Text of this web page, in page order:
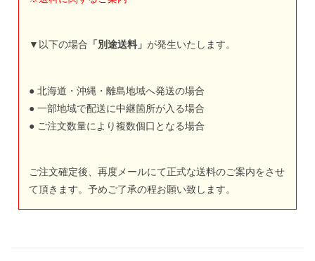
▼以下の場合 「別途送料」 が発生いたします。
● 北海道・沖縄・離島地域へ発送の場合
● 一部地域で配送に中継箇所が入る場合
● ご注文数量により複数個口となる場合
ご注文確定後、再度メールにて正式な送料のご案内をさせ
て頂きます。予めご了承の程お願い致します。